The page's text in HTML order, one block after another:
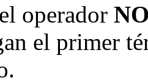
operador
el primer